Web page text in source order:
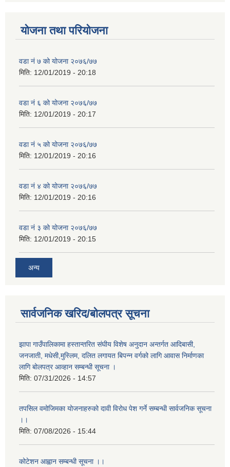
योजना तथा परियोजना
वडा नं ७ को योजना २०७६/७७
मिति: 12/01/2019 - 20:18
वडा नं ६ को योजना २०७६/७७
मिति: 12/01/2019 - 20:17
वडा नं ५ को योजना २०७६/७७
मिति: 12/01/2019 - 20:16
वडा नं ४ को योजना २०७६/७७
मिति: 12/01/2019 - 20:16
वडा नं ३ को योजना २०७६/७७
मिति: 12/01/2019 - 20:15
अन्य
सार्वजनिक खरिद/बोलपत्र सूचना
झापा गाउँपालिकामा हस्तान्तरित संघीय विशेष अनुदान अन्तर्गत आदिबासी,
जनजाती, मधेसी,मुस्लिम, दलित लगायत बिपन्न वर्गको लागि आवास निर्माणका
लागि बोलपत्र आव्हान सम्बन्धी सूचना ।
मिति: 07/31/2026 - 14:57
तपसिल वमोजिमका योजनाहरुको दावी विरोध पेश गर्ने सम्बन्धी सार्वजनिक सूचना
।।
मिति: 07/08/2026 - 15:44
कोटेशन आह्वान सम्बन्धी सूचना ।।